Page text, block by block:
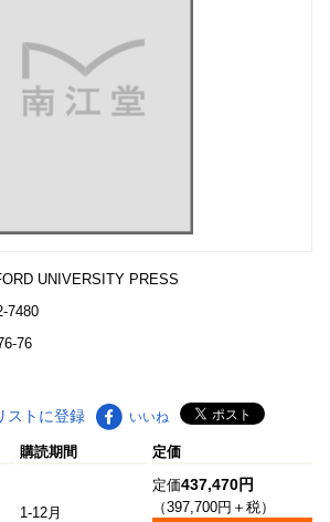
UNIVERSITY PRESS
7480
76
ストに登録 いいね
購読期間 定価
1-12月
定価437,470円
（397,700円＋税）